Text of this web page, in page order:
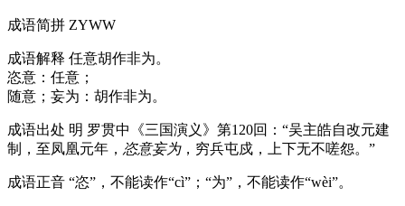
成语简拼 ZYWW
成语解释 任意胡作非为。
恣意：任意；
随意；妄为：胡作非为。
成语出处 明 罗贯中《三国演义》第120回：“吴主皓自改元建
制，至凤凰元年， 恣意妄为，穷兵屯戍，上下无不嗟怨。”
成语正音 “恣”，不能读作“cì”；“为”，不能读作“wèi”。